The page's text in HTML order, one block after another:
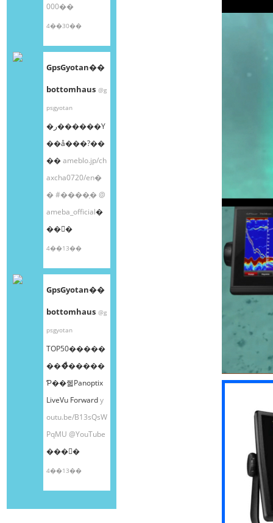
000��
4��30��
GpsGyotan��
bottomhaus @g
psgyotan
�ر������Υ
��å���?��
��ameblo.jp/ch
axcha0720/en�
�#����֥�@
ameba_official�
��󤫤�
4��13��
GpsGyotan��
bottomhaus @g
psgyotan
TOP50�����
���ͤ�����
Ƥ��줿Panoptix
LiveVu Forwardy
outu.be/B13sQsW
PqMU @YouTube
���󤫤�
4��13��